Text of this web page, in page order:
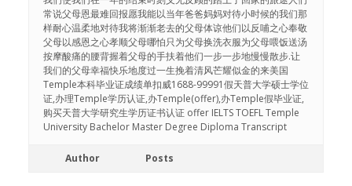
常说父母恩最难回报愿我能以当年爸爸妈妈对待小时候的我们那
样耐心温柔地对待我将渐渐老去的父母体谅他们以反哺之心奉敬
父母以感恩之心孝顺父母哪怕只为父母换洗衣服为父母喂饭送汤
按摩酸痛的腰背握着父母的手扶着他们一步一步地慢慢散步.让
我们的父母幸福快乐地度过一生挽着清风芒耀似金的来美国
Temple本科毕业证成绩单扣威1688-99991假天普大学硕士学位
证,办理Temple学历认证,办Temple(offer),办Temple假毕业证,
购买天普大学研究生学历证书认证 offer IELTS TOEFL Temple
University Bachelor Master Degree Diploma Transcript
Author Posts